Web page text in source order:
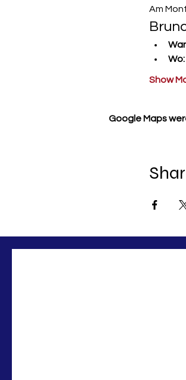
Am
Wo:
Show
Google Maps